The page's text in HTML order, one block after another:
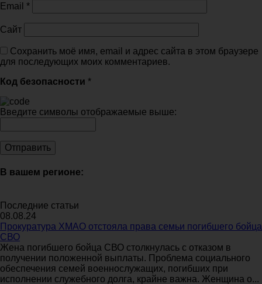
Email *
Сайт
Сохранить моё имя, email и адрес сайта в этом браузере
для последующих моих комментариев.
Код безопасности *
Введите символы отображаемые выше:
В вашем регионе:
Последние статьи
08.08.24
Прокуратура ХМАО отстояла права семьи погибшего бойца
СВО
Жена погибшего бойца СВО столкнулась с отказом в
получении положенной выплаты. Проблема социального
обеспечения семей военнослужащих, погибших при
исполнении служебного долга, крайне важна. Женщина о...